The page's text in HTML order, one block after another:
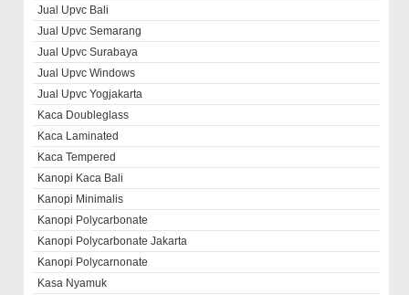
Jual Upvc Bali
Jual Upvc Semarang
Jual Upvc Surabaya
Jual Upvc Windows
Jual Upvc Yogjakarta
Kaca Doubleglass
Kaca Laminated
Kaca Tempered
Kanopi Kaca Bali
Kanopi Minimalis
Kanopi Polycarbonate
Kanopi Polycarbonate Jakarta
Kanopi Polycarnonate
Kasa Nyamuk